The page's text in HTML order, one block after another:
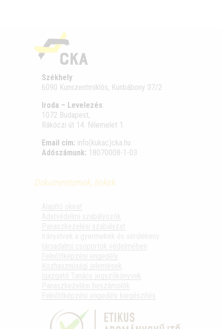
Székhely:
6090 Kunszentmiklós, Kunbábony 37/2
Iroda – Levelezés:
1072 Budapest,
Rákóczi út 14. félemelet 1.
Email cím: info(kukac)cka.hu
Adószámunk: 18070008-1-03
Dokumentumok, linkek